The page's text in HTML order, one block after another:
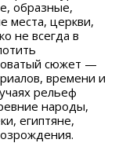
образные,
места, церкви,
не всегда в
сюжет —
времени и
рельеф
народы,
египтяне,